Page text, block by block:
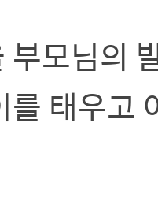
부모님의
를 태우고